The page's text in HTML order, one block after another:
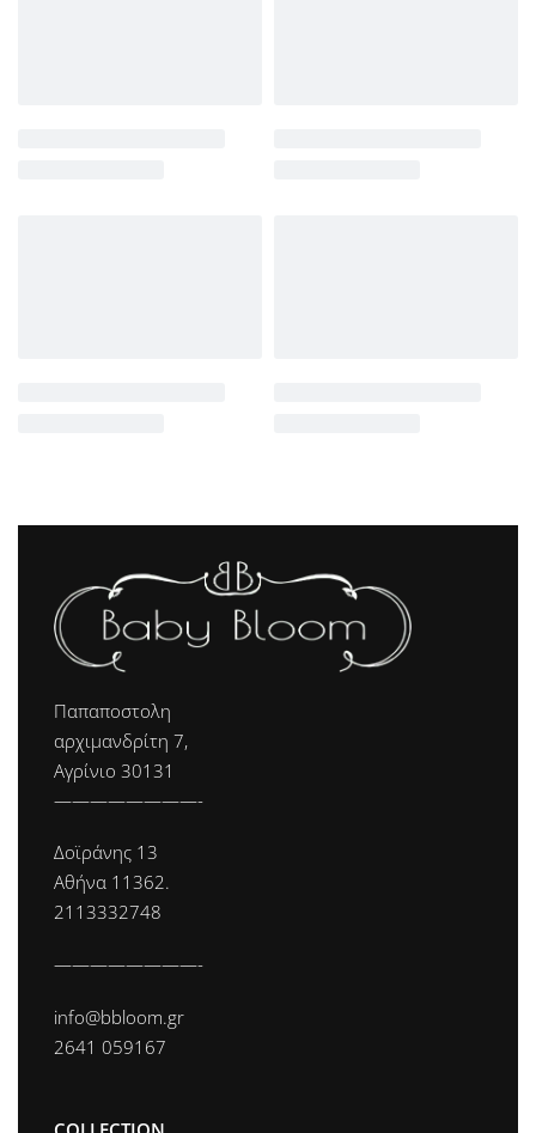
Παπαποστολη
αρχιμανδρίτη 7,
Αγρίνιο 30131
————————-
Δοϊράνης 13
Αθήνα 11362.
2113332748
————————-
info@bbloom.gr
2641 059167